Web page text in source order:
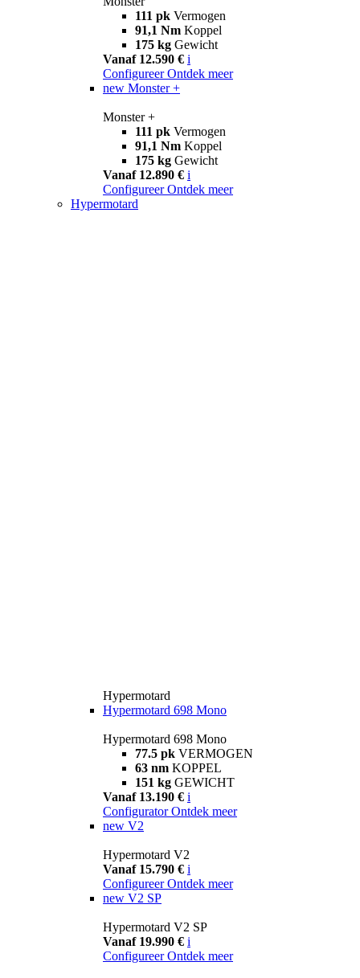
111 pk Vermogen
91,1 Nm Koppel
175 kg Gewicht
Vanaf 12.590 € i
Configureer Ontdek meer
new Monster +
Monster +
111 pk Vermogen
91,1 Nm Koppel
175 kg Gewicht
Vanaf 12.890 € i
Configureer Ontdek meer
Hypermotard
Hypermotard
Hypermotard 698 Mono
Hypermotard 698 Mono
77.5 pk VERMOGEN
63 nm KOPPEL
151 kg GEWICHT
Vanaf 13.190 € i
Configurator Ontdek meer
new V2
Hypermotard V2
Vanaf 15.790 € i
Configureer Ontdek meer
new V2 SP
Hypermotard V2 SP
Vanaf 19.990 € i
Configureer Ontdek meer